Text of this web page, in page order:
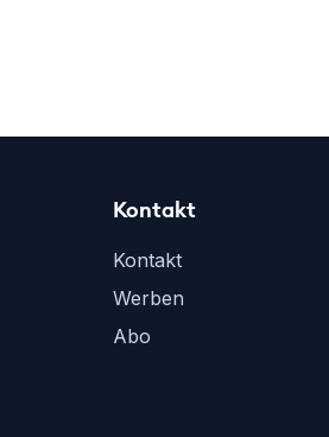
Kontakt
Kontakt
Werben
Abo